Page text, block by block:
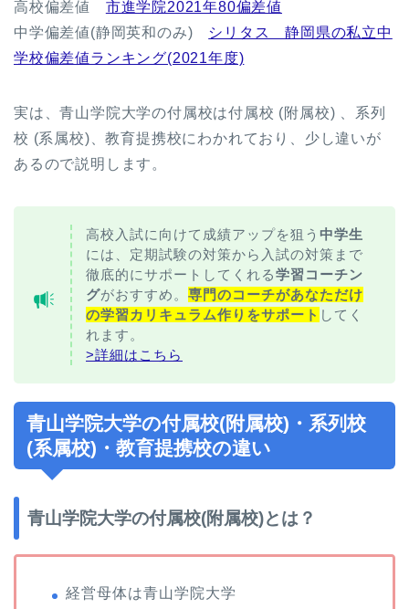
高校偏差値 市進学院2021年80偏差値
中学偏差値(静岡英和のみ)
シリタス 静岡県の私立中
学校偏差値ランキング(2021年度)
実は、青山学院大学の付属校は付属校 (附属校) 、系列
校 (系属校)、教育提携校にわかれており、少し違いが
あるので説明します。
高校入試に向けて成績アップを狙う 中学生
には、定期試験の対策から入試の対策まで
徹底的にサポートしてくれる学習コーチン
グがおすすめ。 専門のコーチがあなただけ
の学習カリキュラム作りをサポート してく
れます。
>詳細はこちら
青山学院大学の付属校(附属校)・系列校
(系属校)・教育提携校の違い
青山学院大学の付属校(附属校)とは？
経営母体は青山学院大学